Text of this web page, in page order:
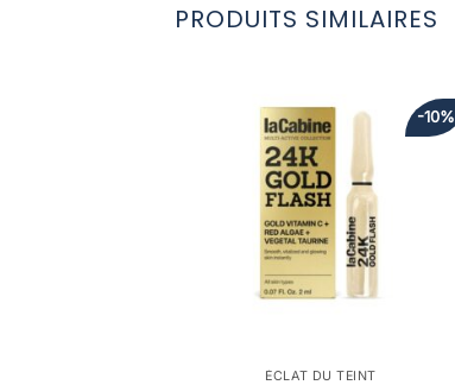
PRODUITS SIMILAIRES
-10%
ÉCLAT DU TEINT